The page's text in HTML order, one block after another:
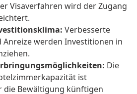
Visaverfahren wird der Zugang
Verbesserte
werden Investitionen in
Die
ist
die Bewältigung künftigen